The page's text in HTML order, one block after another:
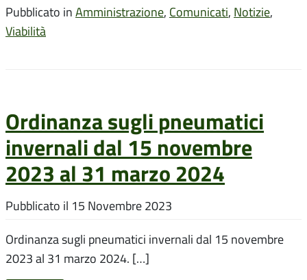
Pubblicato in Amministrazione, Comunicati, Notizie,
Viabilità
Ordinanza sugli pneumatici
invernali dal 15 novembre
2023 al 31 marzo 2024
Pubblicato il 15 Novembre 2023
Ordinanza sugli pneumatici invernali dal 15 novembre
2023 al 31 marzo 2024. […]